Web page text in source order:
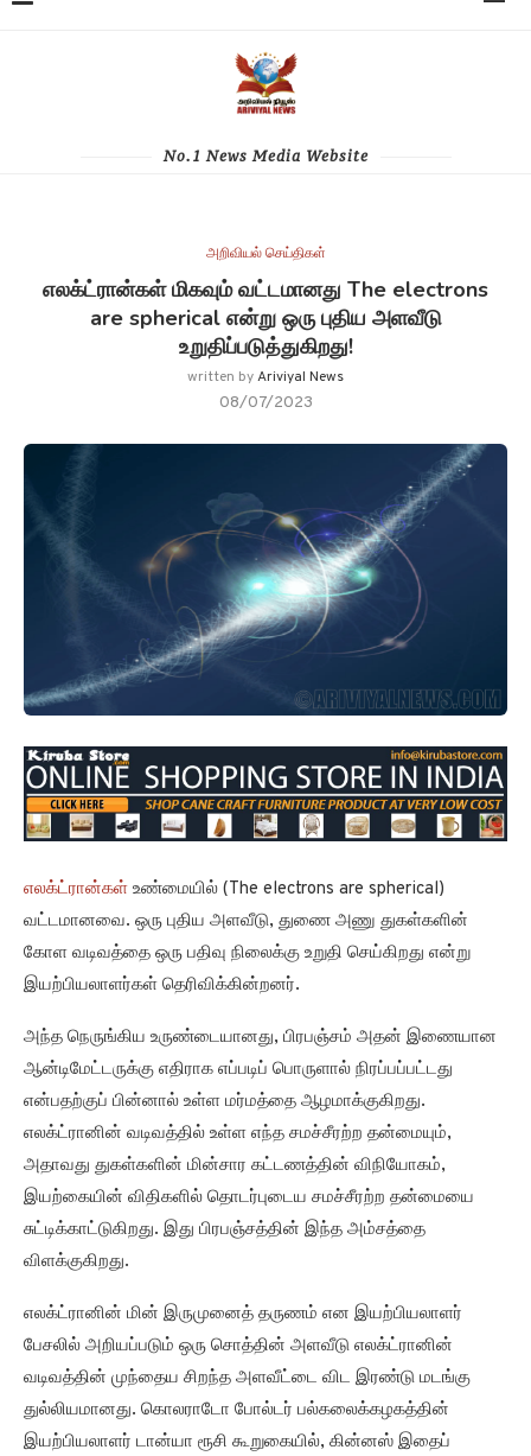
No.1 News Media Website
அறிவியல் செய்திகள்
எலக்ட்ரான்கள் மிகவும் வட்டமானது The electrons
are spherical என்று ஒரு புதிய அளவீடு
உறுதிப்படுத்துகிறது!
written byAriviyal News
08/07/2023
எலக்ட்ரான்கள் உண்மையில் (The electrons are spherical)
வட்டமானவை. ஒரு புதிய அளவீடு, துணை அணு துகள்களின்
கோள வடிவத்தை ஒரு பதிவு நிலைக்கு உறுதி செய்கிறது என்று
இயற்பியலாளர்கள் தெரிவிக்கின்றனர்.
அந்த நெருங்கிய உருண்டையானது, பிரபஞ்சம் அதன் இணையான
ஆன்டிமேட்டருக்கு எதிராக எப்படிப் பொருளால் நிரப்பப்பட்டது
என்பதற்குப் பின்னால் உள்ள மர்மத்தை ஆழமாக்குகிறது.
எலக்ட்ரானின் வடிவத்தில் உள்ள எந்த சமச்சீரற்ற தன்மையும்,
அதாவது துகள்களின் மின்சார கட்டணத்தின் விநியோகம்,
இயற்கையின் விதிகளில் தொடர்புடைய சமச்சீரற்ற தன்மையை
சுட்டிக்காட்டுகிறது. இது பிரபஞ்சத்தின் இந்த அம்சத்தை
விளக்குகிறது.
எலக்ட்ரானின் மின் இருமுனைத் தருணம் என இயற்பியலாளர்
பேசலில் அறியப்படும் ஒரு சொத்தின் அளவீடு எலக்ட்ரானின்
வடிவத்தின் முந்தைய சிறந்த அளவீட்டை விட இரண்டு மடங்கு
துல்லியமானது. கொலராடோ போல்டர் பல்கலைக்கழகத்தின்
இயற்பியலாளர் டான்யா ரூசி கூறுகையில், கின்னஸ் இதைப்